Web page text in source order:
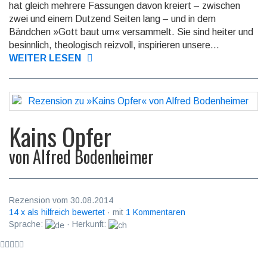
hat gleich mehrere Fassungen davon kre­iert – zwischen
zwei und einem Dutzend Seiten lang – und in dem
Bändchen »Gott baut um« ver­sam­melt. Sie sind heiter und
besinnlich, theologisch reizvoll, inspirieren un­sere...
WEITER LESEN
Kains Opfer
vonAlfred Bodenheimer
Rezension vom 30.08.2014
14 x als hilfreich bewertet · mit 1 Kommentaren
Sprache:
· Herkunft: